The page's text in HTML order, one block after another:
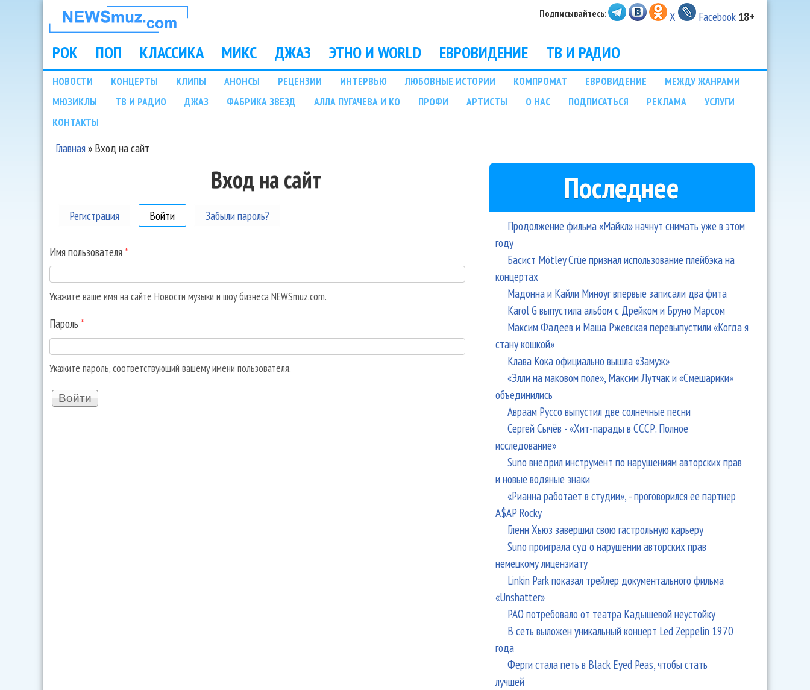
НОВОСТИ
МУЗЫКИ И
ШОУ БИЗНЕСА
NEWSMUZ.COM
Подписывайтесь: X Facebook 18+
Main menu
РОК ПОП КЛАССИКА МИКС ДЖАЗ ЭТНО И WORLD ЕВРОВИДЕНИЕ ТВ И РАДИО
Подразделы
НОВОСТИ КОНЦЕРТЫ КЛИПЫ АНОНСЫ РЕЦЕНЗИИ ИНТЕРВЬЮ ЛЮБОВНЫЕ ИСТОРИИ КОМПРОМАТ ЕВРОВИДЕНИЕ
МЕЖДУ ЖАНРАМИ
МЮЗИКЛЫ
ТВ И РАДИО ДЖАЗ ФАБРИКА ЗВЕЗД АЛЛА ПУГАЧЕВА И КО ПРОФИ АРТИСТЫ О НАС ПОДПИСАТЬСЯ РЕКЛАМА
УСЛУГИ
КОНТАКТЫ
Вы здесь
Главная» Вход на сайт
Вход на сайт
Регистрация Войти (активная вкладка)
Забыли пароль?
Имя пользователя *
Укажите ваше имя на сайте Новости музыки и шоу бизнеса NEWSmuz.com.
Пароль *
Укажите пароль, соответствующий вашему имени пользователя.
Последнее
Продолжение фильма «Майкл» начнут снимать уже в этом
году
Басист Mötley Crüe признал использование плейбэка на
концертах
Мадонна и Кайли Миноуг впервые записали два фита
Karol G выпустила альбом с Дрейком и Бруно Марсом
Максим Фадеев и Маша Ржевская перевыпустили «Когда я
стану кошкой»
Клава Кока официально вышла «Замуж»
«Элли на маковом поле», Максим Лутчак и «Смешарики»
объединились
Авраам Руссо выпустил две солнечные песни
Сергей Сычёв - «Хит-парады в СССР. Полное
исследование»
Suno внедрил инструмент по нарушениям авторских прав
и новые водяные знаки
«Рианна работает в студии», - проговорился ее партнер
A$AP Rocky
Гленн Хьюз завершил свою гастрольную карьеру
Suno проиграла суд о нарушении авторских прав
немецкому лицензиату
Linkin Park показал трейлер документального фильма
«Unshatter»
РАО потребовало от театра Кадышевой неустойку
В сеть выложен уникальный концерт Led Zeppelin 1970
года
Ферги стала петь в Black Eyed Peas, чтобы стать
лучшей